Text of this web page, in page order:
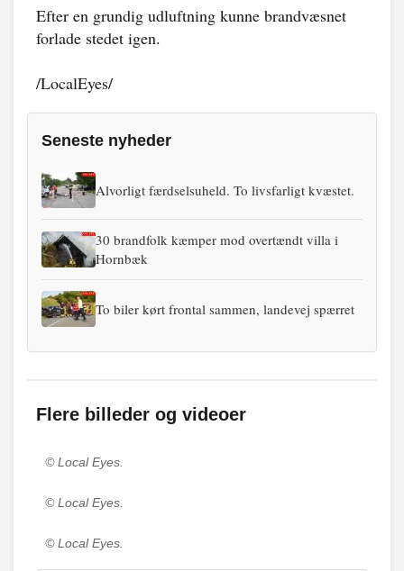
Efter en grundig udluftning kunne brandvæsnet
forlade stedet igen.
/LocalEyes/
Seneste nyheder
Alvorligt færdselsuheld. To livsfarligt kvæstet.
30 brandfolk kæmper mod overtændt villa i
Hornbæk
To biler kørt frontal sammen, landevej spærret
Flere billeder og videoer
© Local Eyes.
© Local Eyes.
© Local Eyes.